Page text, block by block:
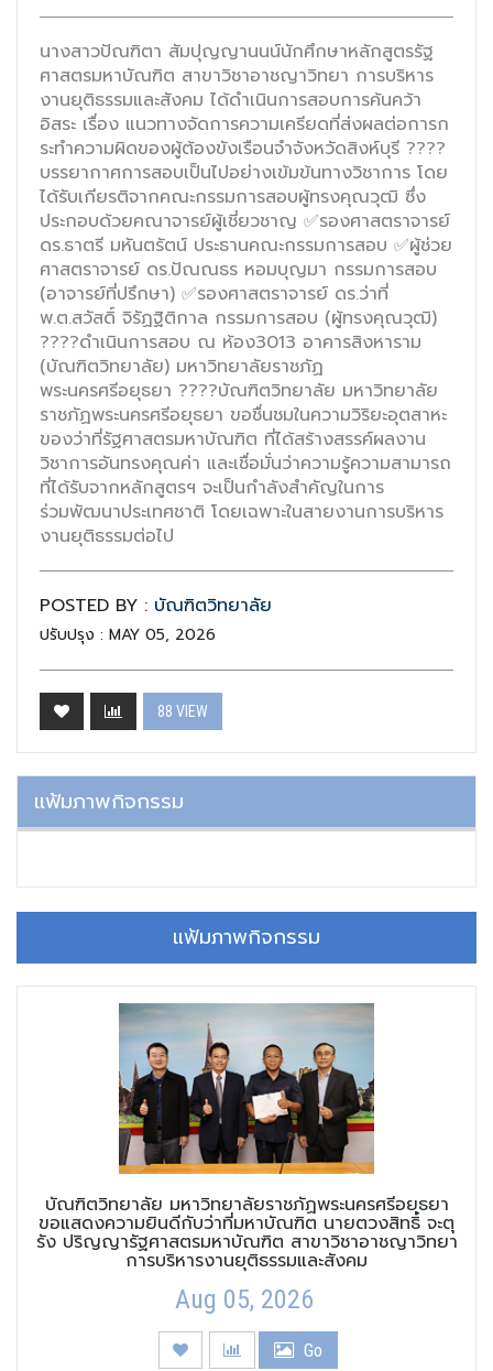
นางสาวปัณฑิตา สัมปุญญานนน์นักศึกษาหลักสูตรรัฐ
ศาสตรมหาบัณฑิต สาขาวิชาอาชญาวิทยา การบริหาร
งานยุติธรรมและสังคม ได้ดำเนินการสอบการค้นคว้า
อิสระ เรื่อง แนวทางจัดการความเครียดที่ส่งผลต่อการก
ระทำความผิดของผู้ต้องขังเรือนจำจังหวัดสิงห์บุรี ????
บรรยากาศการสอบเป็นไปอย่างเข้มข้นทางวิชาการ โดย
ได้รับเกียรติจากคณะกรรมการสอบผู้ทรงคุณวุฒิ ซึ่ง
ประกอบด้วยคณาจารย์ผู้เชี่ยวชาญ ✅รองศาสตราจารย์
ดร.ธาตรี มหันตรัตน์ ประธานคณะกรรมการสอบ ✅ผู้ช่วย
ศาสตราจารย์ ดร.ปัณณธร หอมบุญมา กรรมการสอบ
(อาจารย์ที่ปรึกษา) ✅รองศาสตราจารย์ ดร.ว่าที่
พ.ต.สวัสดิ์ จิรัฏฐิติกาล กรรมการสอบ (ผู้ทรงคุณวุฒิ)
????ดำเนินการสอบ ณ ห้อง3013 อาคารสิงหาราม
(บัณฑิตวิทยาลัย) มหาวิทยาลัยราชภัฏ
พระนครศรีอยุธยา ????บัณฑิตวิทยาลัย มหาวิทยาลัย
ราชภัฏพระนครศรีอยุธยา ขอชื่นชมในความวิริยะอุตสาหะ
ของว่าที่รัฐศาสตรมหาบัณฑิต ที่ได้สร้างสรรค์ผลงาน
วิชาการอันทรงคุณค่า และเชื่อมั่นว่าความรู้ความสามารถ
ที่ได้รับจากหลักสูตรฯ จะเป็นกำลังสำคัญในการ
ร่วมพัฒนาประเทศชาติ โดยเฉพาะในสายงานการบริหาร
งานยุติธรรมต่อไป
POSTED BY : บัณฑิตวิทยาลัย
ปรับปรุง : MAY 05, 2026
88 VIEW
แฟ้มภาพกิจกรรม
แฟ้มภาพกิจกรรม
บัณฑิตวิทยาลัย มหาวิทยาลัยราชภัฏพระนครศรีอยุธยา
ขอแสดงความยินดีกับว่าที่มหาบัณฑิต นายตวงสิทธิ์ จะตุ
รัง ปริญญารัฐศาสตรมหาบัณฑิต สาขาวิชาอาชญาวิทยา
การบริหารงานยุติธรรมและสังคม
Aug 05, 2026
Go